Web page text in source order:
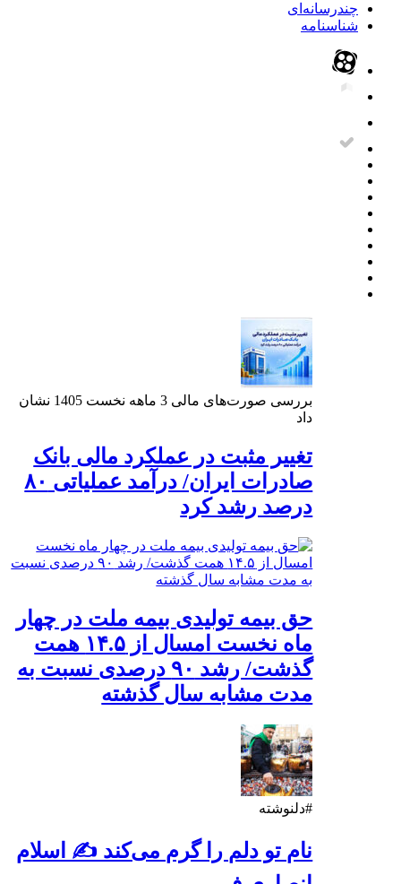
چندرسانه‌ای
شناسنامه
بررسی صورت‌های مالی 3 ماهه نخست 1405 نشان
داد
تغییر مثبت در عملکرد مالی بانک
صادرات ایران/ درآمد عملیاتی ۸۰
درصد رشد کرد
حق بیمه تولیدی بیمه ملت در چهار
ماه نخست امسال از ۱۴.۵ همت
گذشت/ رشد ۹۰ درصدی نسبت به
مدت مشابه سال گذشته
#دلنوشته
نام تو دلم را گرم می‌کند ✍️ اسلام